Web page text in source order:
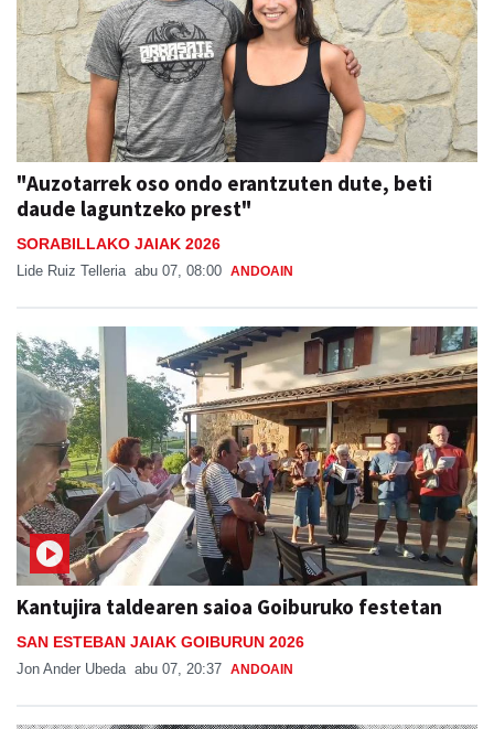
"Auzotarrek oso ondo erantzuten dute, beti
daude laguntzeko prest"
SORABILLAKO JAIAK 2026
Lide Ruiz Telleria abu 07, 08:00 ANDOAIN
Kantujira taldearen saioa Goiburuko festetan
SAN ESTEBAN JAIAK GOIBURUN 2026
Jon Ander Ubeda abu 07, 20:37 ANDOAIN